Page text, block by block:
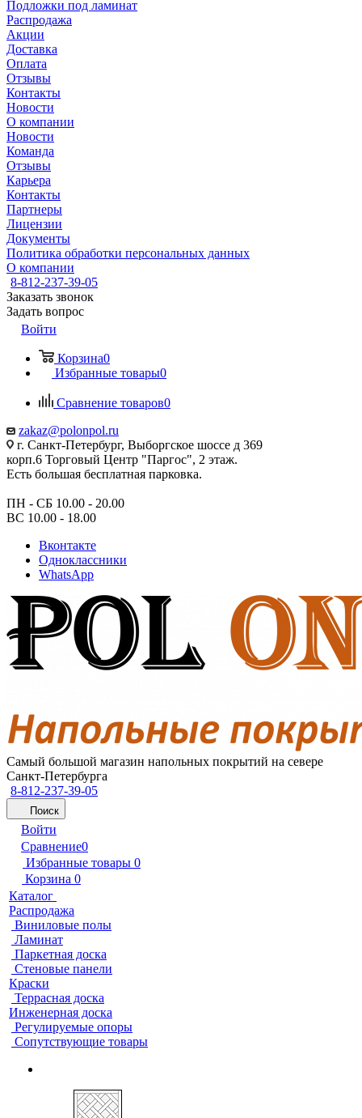
Подложки под ламинат
Распродажа
Акции
Доставка
Оплата
Отзывы
Контакты
Новости
О компании
Новости
Команда
Отзывы
Карьера
Контакты
Партнеры
Лицензии
Документы
Политика обработки персональных данных
О компании
8-812-237-39-05
Заказать звонок
Задать вопрос
Войти
Корзина0
Избранные товары0
Сравнение товаров0
zakaz@polonpol.ru
г. Санкт-Петербург, Выборгское шоссе д 369
корп.6 Торговый Центр "Паргос", 2 этаж.
Есть большая бесплатная парковка.
ПН - СБ 10.00 - 20.00
ВС 10.00 - 18.00
Вконтакте
Одноклассники
WhatsApp
Самый большой магазин напольных покрытий на севере
Санкт-Петербурга
8-812-237-39-05
Поиск
Войти
Сравнение0
Избранные товары 0
Корзина 0
Каталог
Распродажа
Виниловые полы
Ламинат
Паркетная доска
Стеновые панели
Краски
Террасная доска
Инженерная доска
Регулируемые опоры
Сопутствующие товары